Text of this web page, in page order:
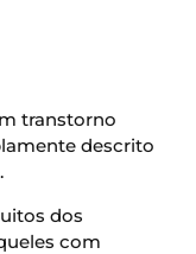
transtorno
descrito
dos
com